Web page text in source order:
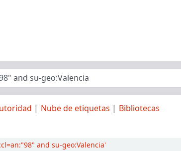
Nube de etiquetas Bibliotecas
and su-geo:Valencia'